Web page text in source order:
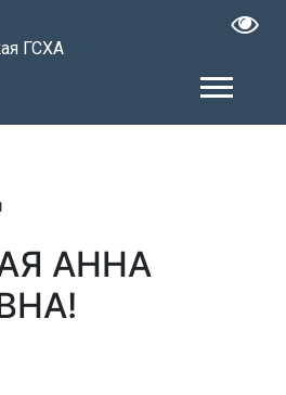
ГСХА
АННА